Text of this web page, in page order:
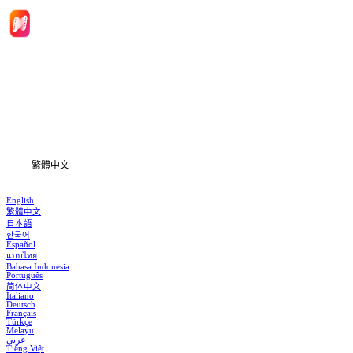
繁體中文
English
繁體中文
日本語
한국어
Español
แบบไทย
Bahasa Indonesia
Português
简体中文
Italiano
Deutsch
Français
Türkçe
Melayu
عربي
Tiếng Việt